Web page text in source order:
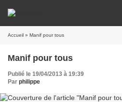
Accueil » Manif pour tous
Manif pour tous
Publié le 19/04/2013 à 19:39
Par philippe